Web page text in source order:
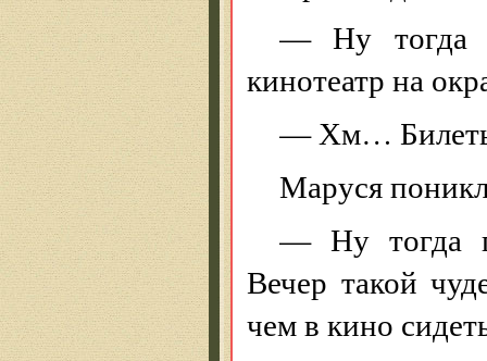
— Ну тогда
кинотеатр на
— Хм… Билеты
Маруся
— Ну тогда
Вечер такой
чем в кино